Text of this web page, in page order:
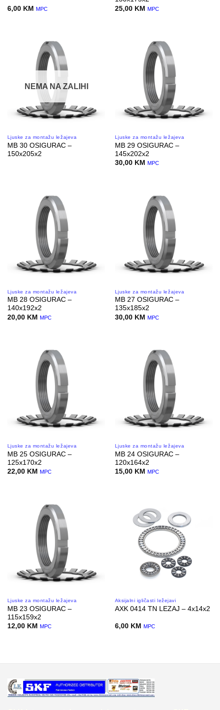
6,00 KM MPC
25,00 KM MPC
NEMA NA ZALIHI
Ljuske za montažu ležajeva
MB 30 OSIGURAC –
150x205x2
Ljuske za montažu ležajeva
MB 29 OSIGURAC –
145x202x2
30,00 KM MPC
Ljuske za montažu ležajeva
MB 28 OSIGURAC –
140x192x2
20,00 KM MPC
Ljuske za montažu ležajeva
MB 27 OSIGURAC –
135x185x2
30,00 KM MPC
Ljuske za montažu ležajeva
MB 25 OSIGURAC –
125x170x2
22,00 KM MPC
Ljuske za montažu ležajeva
MB 24 OSIGURAC –
120x164x2
15,00 KM MPC
Ljuske za montažu ležajeva
MB 23 OSIGURAC –
115x159x2
12,00 KM MPC
Aksijalni igličasti ležejavi
AXK 0414 TN LEZAJ – 4x14x2
6,00 KM MPC